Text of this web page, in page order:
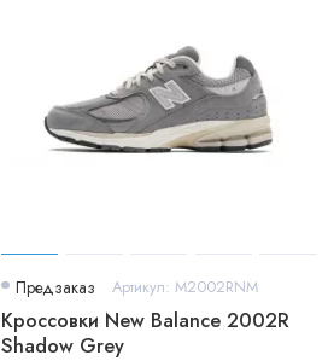
Предзаказ Артикул: M2002RNM
Кроссовки New Balance 2002R
Shadow Grey